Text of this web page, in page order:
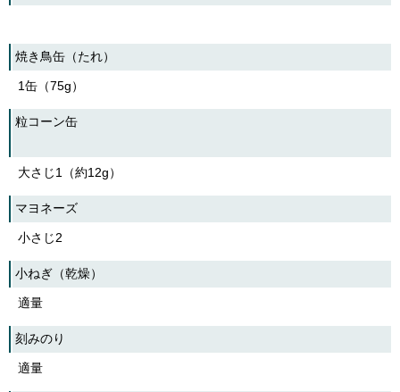
焼き鳥缶（たれ）
1缶（75g）
粒コーン缶
大さじ1（約12g）
マヨネーズ
小さじ2
小ねぎ（乾燥）
適量
刻みのり
適量